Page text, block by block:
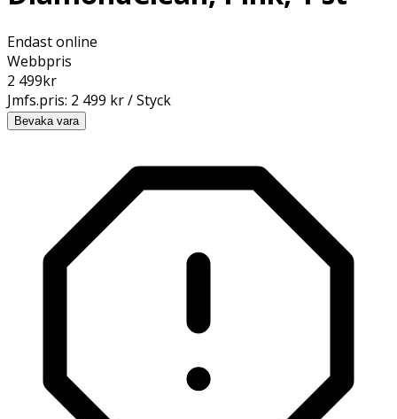
Endast online
Webbpris
2 499kr
Jmfs.pris: 2 499 kr / Styck
Bevaka vara